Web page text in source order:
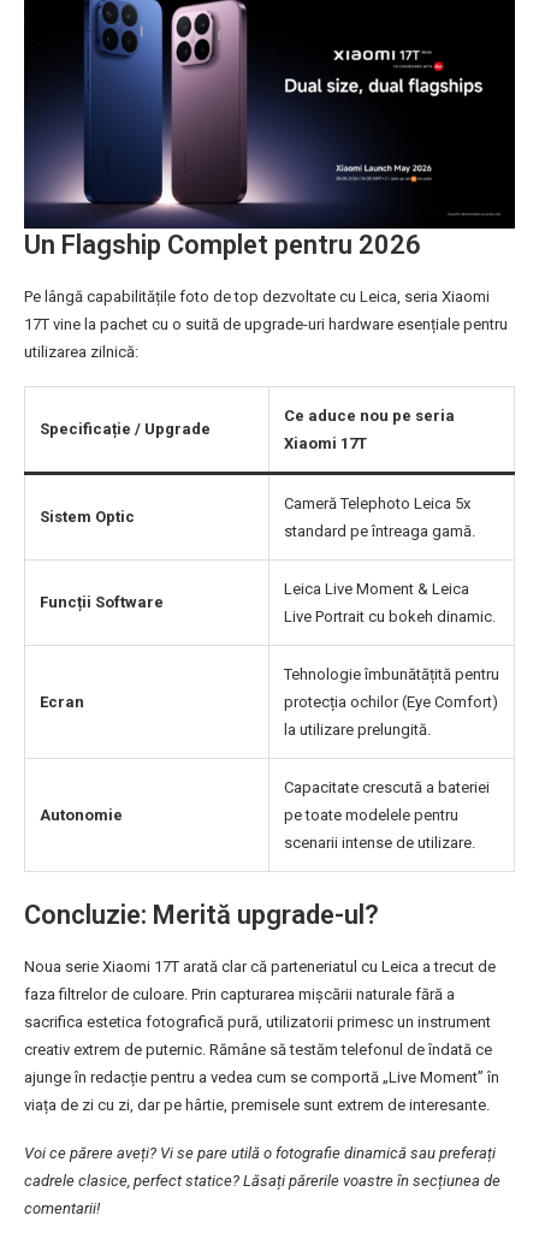
Un Flagship Complet pentru 2026
Pe lângă capabilitățile foto de top dezvoltate cu Leica, seria Xiaomi
17T vine la pachet cu o suită de upgrade-uri hardware esențiale pentru
utilizarea zilnică:
Specificație / Upgrade
Ce aduce nou pe seria
Xiaomi 17T
Sistem Optic
Cameră Telephoto Leica 5x
standard pe întreaga gamă.
Funcții Software
Leica Live Moment & Leica
Live Portrait cu bokeh dinamic.
Ecran
Tehnologie îmbunătățită pentru
protecția ochilor (Eye Comfort)
la utilizare prelungită.
Autonomie
Capacitate crescută a bateriei
pe toate modelele pentru
scenarii intense de utilizare.
Concluzie: Merită upgrade-ul?
Noua serie Xiaomi 17T arată clar că parteneriatul cu Leica a trecut de
faza filtrelor de culoare. Prin capturarea mișcării naturale fără a
sacrifica estetica fotografică pură, utilizatorii primesc un instrument
creativ extrem de puternic. Rămâne să testăm telefonul de îndată ce
ajunge în redacție pentru a vedea cum se comportă „Live Moment” în
viața de zi cu zi, dar pe hârtie, premisele sunt extrem de interesante.
Voi ce părere aveți? Vi se pare utilă o fotografie dinamică sau preferați
cadrele clasice, perfect statice? Lăsați părerile voastre în secțiunea de
comentarii!